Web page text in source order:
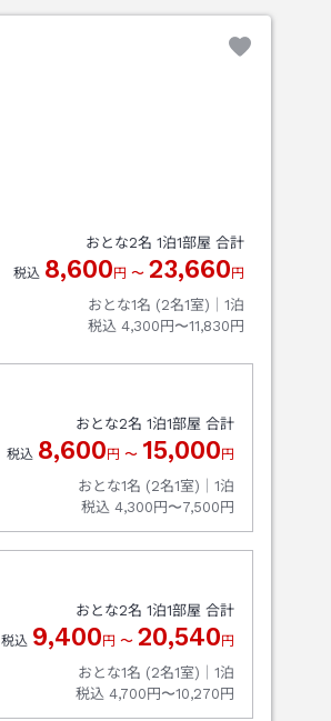
おとな2名 1泊1部屋 合計
税込 8,600 円 〜 23,660 円
おとな1名 (2名1室)｜ 1泊
税込 4,300円〜11,830円
おとな2名 1泊1部屋 合計
税込 8,600 円 〜 15,000 円
おとな1名 (2名1室)｜ 1泊
税込 4,300円〜7,500円
おとな2名 1泊1部屋 合計
税込 9,400 円 〜 20,540 円
おとな1名 (2名1室)｜ 1泊
税込 4,700円〜10,270円